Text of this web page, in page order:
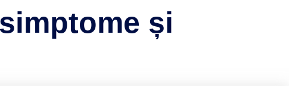
și